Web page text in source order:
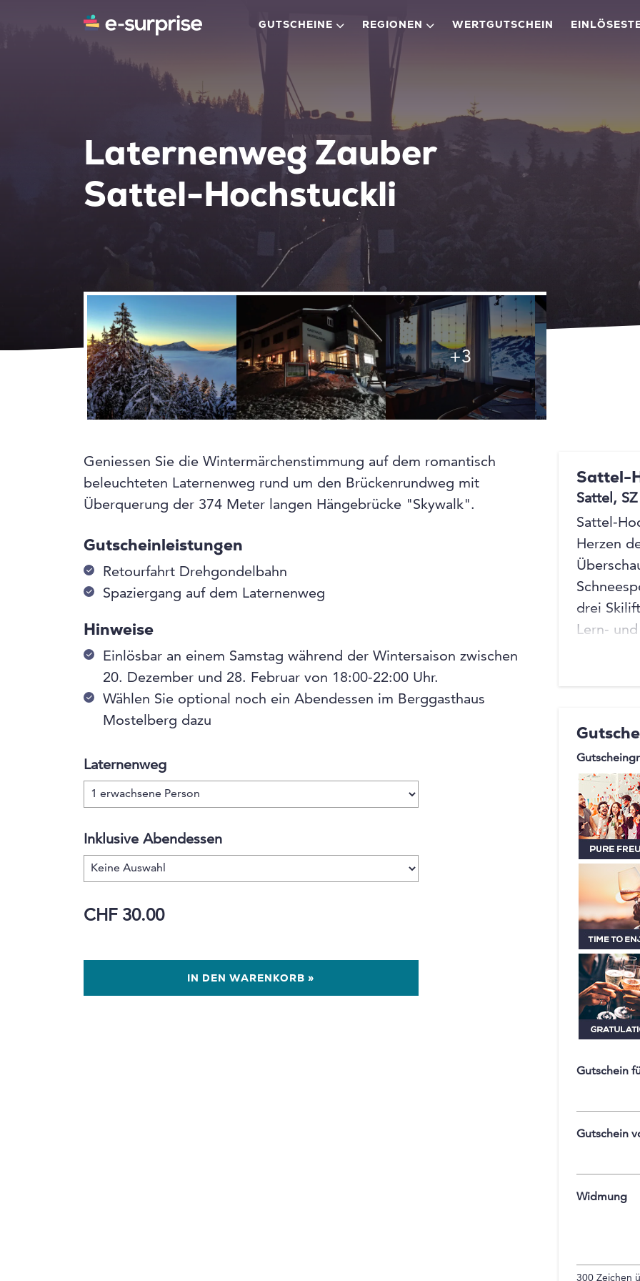
GUTSCHEINE REGIONEN WERTGUTSCHEIN
Laternenweg Zauber
Sattel-Hochstuckli
+3
Sattel-
Sattel, SZ
Sattel-
Herzen
drei
Lern-
lange
Gutschein
Gutschein
Widmung
300 Zeichen
Geniessen Sie die Wintermärchenstimmung auf dem romantisch
beleuchteten Laternenweg rund um den Brückenrundweg mit
Überquerung der 374 Meter langen Hängebrücke "Skywalk".
Gutscheinleistungen
Retourfahrt Drehgondelbahn
Spaziergang auf dem Laternenweg
Hinweise
Einlösbar an einem Samstag während der Wintersaison zwischen
20. Dezember und 28. Februar von 18:00-22:00 Uhr.
Wählen Sie optional noch ein Abendessen im Berggasthaus
Mostelberg dazu
Laternenweg
Inklusive Abendessen
CHF 30.00
IN DEN WARENKORB »